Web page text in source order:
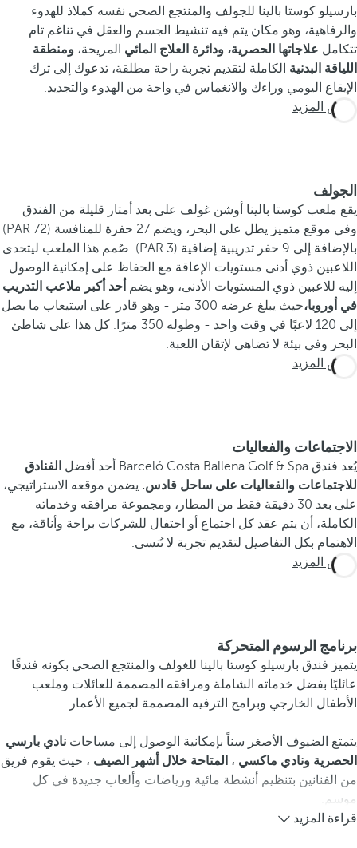
بارسيلو كوستا بالينا للجولف والمنتجع الصحي نفسه كملاذ للهدوء
والرفاهية، وهو مكان يتم فيه تنشيط الجسم والعقل في تناغم تام.
تتكامل علاجاتها الحصرية، ودائرة العلاج المائي المريحة، ومنطقة
اللياقة البدنية الكاملة لتقديم تجربة راحة مطلقة، تدعوك إلى ترك
الإيقاع اليومي وراءك والانغماس في واحة من الهدوء والتجديد.
عرض المزيد
الجولف
يقع ملعب كوستا بالينا أوشن غولف على بعد أمتار قليلة من الفندق
وفي موقع متميز يطل على البحر، ويضم 27 حفرة للمنافسة (PAR 72)
بالإضافة إلى 9 حفر تدريبية إضافية (PAR 3). صُمم هذا الملعب ليتحدى
اللاعبين ذوي أدنى مستويات الإعاقة مع الحفاظ على إمكانية الوصول
إليه للاعبين ذوي المستويات الأدنى، وهو يضم أحد أكبر ملاعب التدريب
في أوروبا،
حيث يبلغ عرضه 300 متر - وهو قادر على استيعاب ما يصل
إلى 120 لاعبًا في وقت واحد - وطوله 350 مترًا. كل هذا على شاطئ
البحر وفي بيئة لا تضاهى لإتقان اللعبة.
عرض المزيد
الاجتماعات والفعاليات
يُعد فندق Barceló Costa Ballena Golf & Spa أحد أفضل
الفنادق
للاجتماعات والفعاليات على ساحل قادس. يضمن موقعه الاستراتيجي،
على بعد 30 دقيقة فقط من المطار، ومجموعة مرافقه وخدماته
الكاملة، أن يتم عقد كل اجتماع أو احتفال للشركات براحة وأناقة، مع
الاهتمام بكل التفاصيل لتقديم تجربة لا تُنسى.
عرض المزيد
برنامج الرسوم المتحركة
يتميز فندق بارسيلو كوستا بالينا للغولف والمنتجع الصحي بكونه فندقًا
عائليًا بفضل خدماته الشاملة ومرافقه المصممة للعائلات وملعب
الأطفال الخارجي وبرامج الترفيه المصممة لجميع الأعمار.
يتمتع الضيوف الأصغر سناً بإمكانية الوصول إلى مساحات نادي بارسي
الحصرية ونادي ماكسي ، المتاحة خلال أشهر الصيف ، حيث يقوم فريق
من الفنانين بتنظيم أنشطة مائية ورياضات وألعاب جديدة في كل
موسم.
قراءة المزيد